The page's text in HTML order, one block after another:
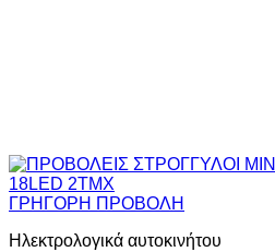
ΓΡΗΓΟΡΗ ΠΡΟΒΟΛΗ
Ηλεκτρολογικά αυτοκινήτου